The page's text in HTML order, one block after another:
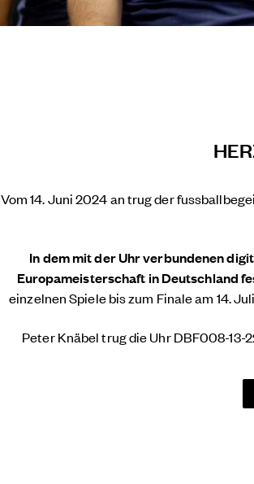
Vom 14. Juni 2024 an trug der
In dem mit der Uhr verbundenen
Europameisterschaft in Deutschland
einzelnen Spiele bis zum Finale am 14.
Peter Knäbel trug die Uhr DBF008-